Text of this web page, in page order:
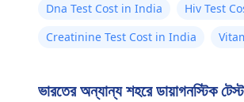
Dna Test Cost in India Hiv Test
Creatinine Test Cost in India
ভারতের অন্যান্য শহরে ডায়াগনস্টিক